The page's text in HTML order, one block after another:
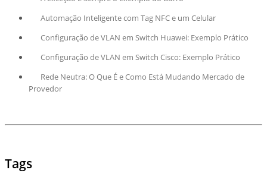
Automação Inteligente com Tag NFC e um Celular
Configuração de VLAN em Switch Huawei: Exemplo Prático
Configuração de VLAN em Switch Cisco: Exemplo Prático
Rede Neutra: O Que É e Como Está Mudando Mercado de
Provedor
Tags